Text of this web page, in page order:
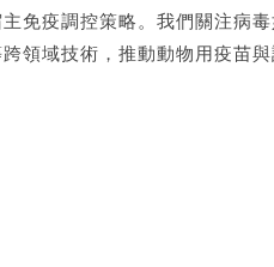
免疫調控策略。我們關注病
領域技術，推動動物用疫苗